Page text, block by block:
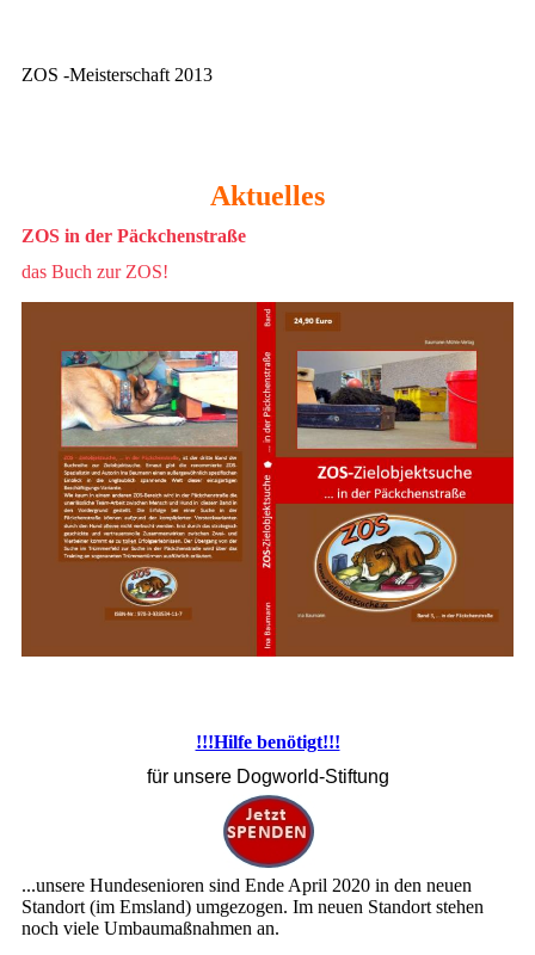
ZOS -Meisterschaft 2013
Aktuelles
ZOS in der Päckchenstraße
das Buch zur ZOS!
!!!Hilfe benötigt!!!
für unsere Dogworld-Stiftung
...unsere Hundesenioren sind Ende April 2020 in den neuen
Standort (im Emsland) umgezogen. Im neuen Standort stehen
noch viele Umbaumaßnahmen an.